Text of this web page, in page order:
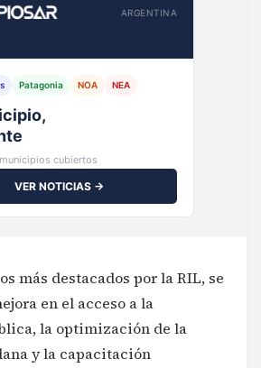
ARGENTINA
Patagonia NOA NEA
cubiertos
VER NOTICIAS →
más destacados por la RIL, se
en el acceso a la
la optimización de la
y la capacitación